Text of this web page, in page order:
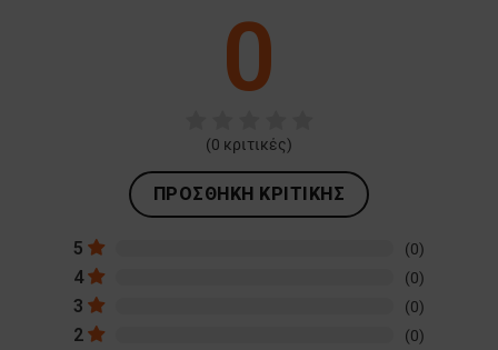
0
(0 κριτικές)
ΠΡΟΣΘΉΚΗ ΚΡΙΤΙΚΉΣ
5 (0)
4 (0)
3 (0)
2 (0)